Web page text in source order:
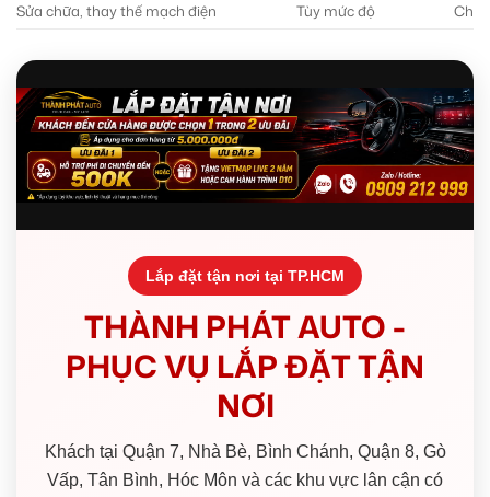
Sửa chữa, thay thế mạch điện
Tùy mức độ Chỉ
Lắp đặt tận nơi tại TP.HCM
THÀNH PHÁT AUTO -
PHỤC VỤ LẮP ĐẶT TẬN
NƠI
Khách tại Quận 7, Nhà Bè, Bình Chánh, Quận 8, Gò
Vấp, Tân Bình, Hóc Môn và các khu vực lân cận có